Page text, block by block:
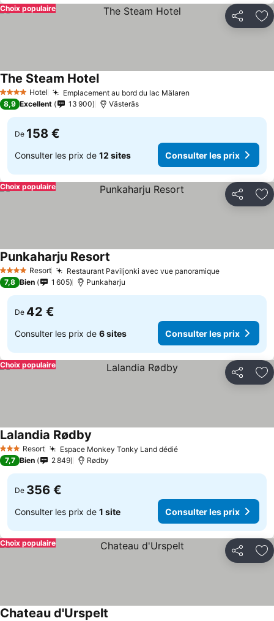
Partager
Choix populaire
4 Étoiles Hotel Emplacement au bord du lac Mälaren
The Steam HotelConsulter les prix
8,9 Excellent 13 900 Västeräs
De 158 €
Consulter les prix de 12 sites Consulter les prix
Partager
Choix populaire
4 Étoiles Resort Restaurant Paviljonki avec vue panoramiqueConsulter
Punkaharju Resort
7,8 Bien 1 605 Punkaharju
De 42 €
Consulter les prix de 6 sites Consulter les prix
Partager
Choix populaire
3 ÉtoilesResort Espace Monkey Tonky Land dédiéConsulter les prix
Lalandia Rødby
7,7 Bien 2 849 Rødby
De 356 €
Consulter les prix de 1 site Consulter les prix
Partager
Choix populaire
Chateau d'Urspelt